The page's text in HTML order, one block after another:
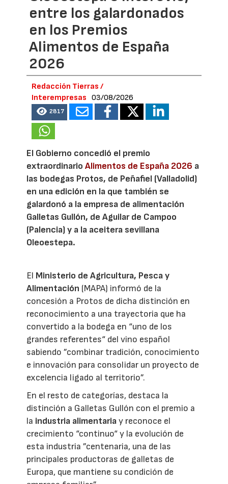
entre los galardonados
en los Premios
Alimentos de España
2026
Redacción Tierras /
Interempresas
03/08/2026
2817
El Gobierno concedió el premio
extraordinarioAlimentos de España 2026 a
las bodegas Protos, de Peñafiel (Valladolid)
en una edición en la que también se
galardonó a la empresa de alimentación
Galletas Gullón, de Aguilar de Campoo
(Palencia) y a la aceitera sevillana
Oleoestepa.
El Ministerio de Agricultura, Pesca y
Alimentación (MAPA) informó de la
concesión a Protos de dicha distinción en
reconocimiento a una trayectoria que ha
convertido a la bodega en “uno de los
grandes referentes“ del vino español
sabiendo ”combinar tradición, conocimiento
e innovación para consolidar un proyecto de
excelencia ligado al territorio”.
En el resto de categorías, destaca la
distinción a Galletas Gullón con el premio a
la industria alimentariay reconoce el
crecimiento “continuo“ y la evolución de
esta industria ”centenaria, una de las
principales productoras de galletas de
Europa, que mantiene su condición de